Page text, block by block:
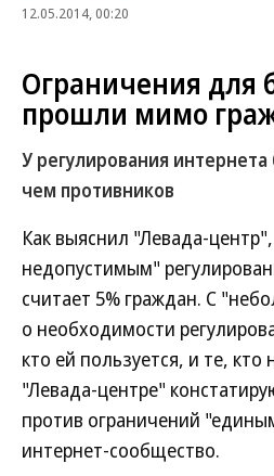
12.05.2014, 00:20
Ограничения для
прошли мимо
У регулирования
чем противников
Как выяснил "Левада-
недопустимым"
считает 5% граждан. С
о необходимости
кто ей пользуется, и те, кто
"Левада-центре"
против ограничений
интернет-сообщество.